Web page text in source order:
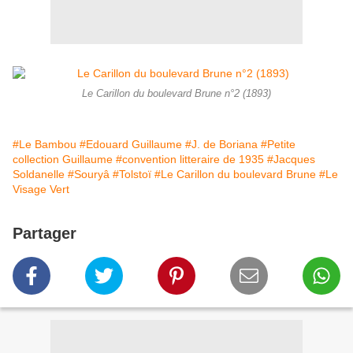
Le Carillon du boulevard Brune n°2 (1893)
#Le Bambou #Edouard Guillaume #J. de Boriana #Petite
collection Guillaume #convention litteraire de 1935 #Jacques
Soldanelle #Souryâ #Tolstoï #Le Carillon du boulevard Brune #Le
Visage Vert
Partager